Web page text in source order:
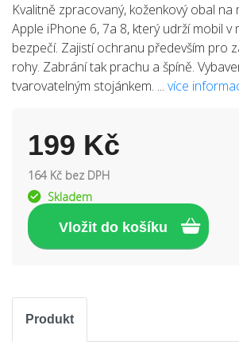
Kvalitně zpracovaný, koženkový obal na
Apple iPhone 6, 7a 8, který udrží mobil v
bezpečí. Zajistí ochranu především pro
rohy. Zabrání tak prachu a špíně.
tvarovatelným stojánkem. ... více
199 Kč
164 Kč bez DPH
Skladem
Produkt